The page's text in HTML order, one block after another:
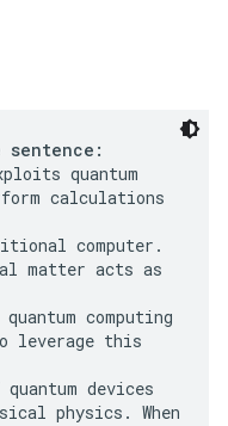
quantum
calculations
computer.
matter acts as
computing
leverage this
devices
physics. When